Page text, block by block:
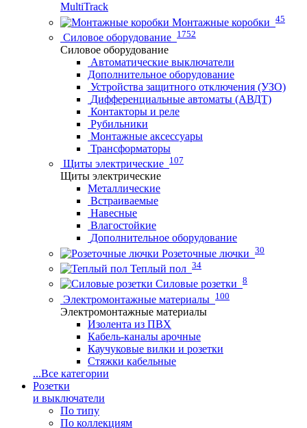
MultiTrack
Монтажные коробки 45
Силовое оборудование 1752
Силовое оборудование
Автоматические выключатели
Дополнительное оборудование
Устройства защитного отключения (УЗО)
Дифференциальные автоматы (АВДТ)
Контакторы и реле
Рубильники
Монтажные аксессуары
Трансформаторы
Щиты электрические 107
Щиты электрические
Металлические
Встраиваемые
Навесные
Влагостойкие
Дополнительное оборудование
Розеточные лючки 30
Теплый пол 34
Силовые розетки 8
Электромонтажные материалы 100
Электромонтажные материалы
Изолента из ПВХ
Кабель-каналы арочные
Каучуковые вилки и розетки
Стяжки кабельные
...Все категории
Розетки
и выключатели
По типу
По коллекциям